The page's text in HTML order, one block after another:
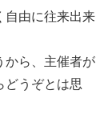
自由に往来出来
から、主催者が
どうぞとは思